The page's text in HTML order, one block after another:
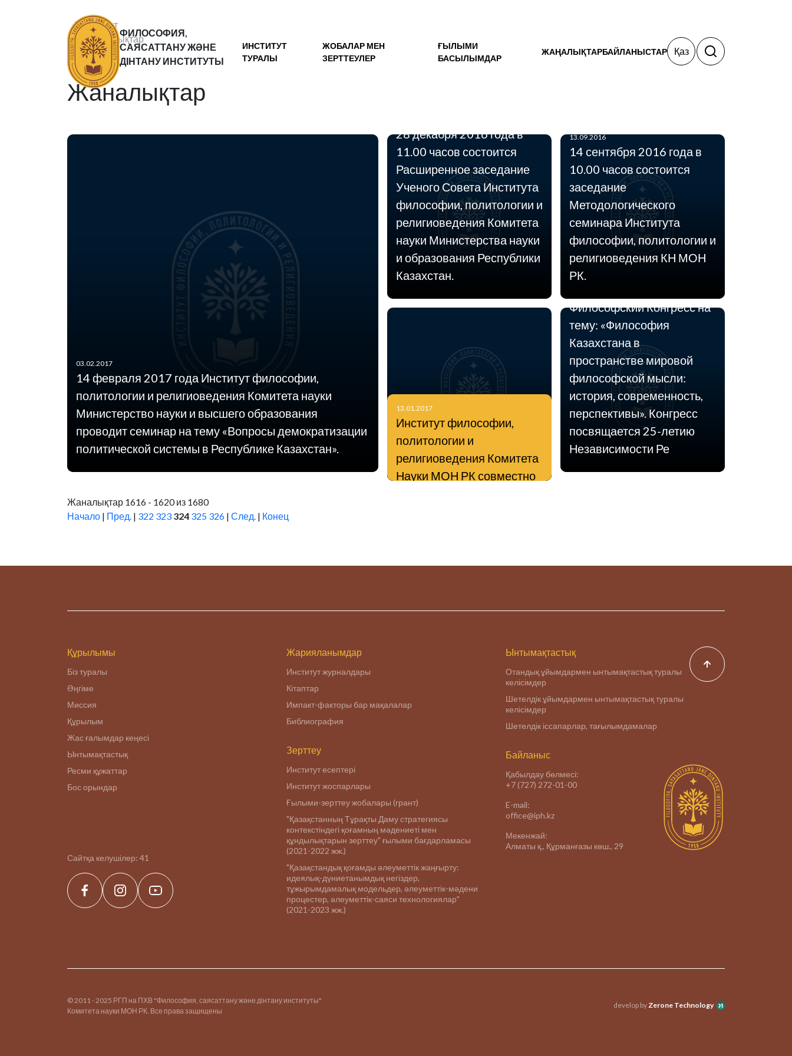
ФИЛОСОФИЯ,
САЯСАТТАНУ ЖӘНЕ
ДІНТАНУ ИНСТИТУТЫ
ИНСТИТУТ
ТУРАЛЫ
ЖОБАЛАР МЕН
ЗЕРТТЕУЛЕР
ҒЫЛЫМИ
БАСЫЛЫМДАР
ЖАҢАЛЫҚТАРБАЙЛАНЫСТАР Қаз
Басты бет
Жаналықтар
Статьи
Жаналықтар
03.02.2017
14 февраля 2017 года Институт философии,
политологии и религиоведения Комитета науки
Министерство науки и высшего образования
проводит семинар на тему «Вопросы демократизации
политической системы в Республике Казахстан».
13.01.2017
Институт философии,
политологии и
религиоведения Комитета
Науки МОН РК совместно
Центром антиковедения
28 декабря 2016 года в
11.00 часов состоится
Расширенное заседание
Ученого Совета Института
философии, политологии и
религиоведения Комитета
науки Министерства науки
и образования Республики
Казахстан.
13.09.2016
14 сентября 2016 года в
10.00 часов состоится
заседание
Методологического
семинара Института
философии, политологии и
религиоведения КН МОН
РК.
06.09.2016
29 сентября – 1 октября
2016 года в г. Алматы
состоится Второй
Философский Конгресс на
тему: «Философия
Казахстана в
пространстве мировой
философской мысли:
история, современность,
перспективы». Конгресс
посвящается 25-летию
Независимости Ре
Жаналықтар 1616 - 1620 из 1680
Начало | Пред. | 322 323 324 325 326 | След. | Конец
Құрылымы
Біз туралы
Әңгіме
Миссия
Құрылым
Жас ғалымдар кеңесі
Ынтымақтастық
Ресми құжаттар
Бос орындар
Сайтқа келушілер: 41
Жарияланымдар
Институт журналдары
Кітаптар
Импакт-факторы бар мақалалар
Библиография
Зерттеу
Институт есептері
Институт жоспарлары
Ғылыми-зерттеу жобалары (грант)
"Қазақстанның Тұрақты Даму стратегиясы
контекстіндегі қоғамның мәдениеті мен
құндылықтарын зерттеу" ғылыми бағдарламасы
(2021-2022 жж.)
"Қазақстандық қоғамды әлеуметтік жаңғырту:
идеялық-дүниетанымдық негіздер,
тұжырымдамалық модельдер, әлеуметтік-мәдени
процестер, әлеуметтік-саяси технологиялар"
(2021-2023 жж.)
Ынтымақтастық
Отандық ұйымдармен ынтымақтастық туралы
келісімдер
Шетелдік ұйымдармен ынтымақтастық туралы
келісімдер
Шетелдік іссапарлар, тағылымдамалар
Байланыс
Қабылдау бөлмесі:
+7 (727) 272-01-00
E-mail:
office@iph.kz
Мекенжай:
Алматы қ., Құрманғазы көш., 29
© 2011 - 2025 РГП на ПХВ "Философия, саясаттану және дінтану институты"
Комитета науки МОН РК. Все права защищены
develop byZerone Technology